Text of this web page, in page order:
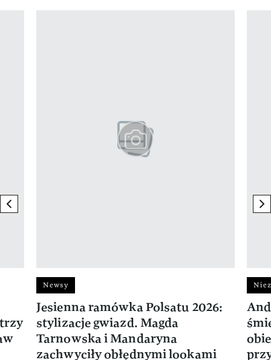
previous element
Newsy
Jesienna ramówka Polsatu 2026:
stylizacje gwiazd. Magda
Tarnowska i Mandaryna
zachwyciły obłędnymi lookami